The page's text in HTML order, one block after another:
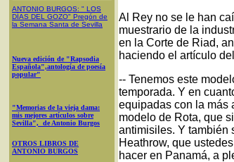
ANTONIO BURGOS: " LOS
DÍAS DEL GOZO" Pregón de
la Semana Santa de Sevilla
Nueva edición de "Rapsodia
Española",antología de poesía
popular"
"Memorias de la vieja dama:
mis mejores artículos sobre
Sevilla", de Antonio Burgos
OTROS LIBROS DE
ANTONIO BURGOS
Al Rey no se le han
muestrario de la
en la Corte de Riad,
haciendo el artículo
-- Tenemos este
temporada. Y en
equipadas con la más
modelo de Rota, que
antimisiles. Y también
Heathrow, que
hacer en Panamá, a